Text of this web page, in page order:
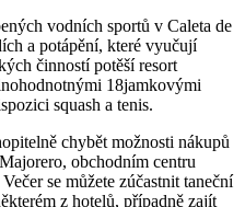
vodních sportů v Caleta de
a potápění, které vyučují
činností potěší resort
18jamkovými
squash a tenis.
chybět možnosti nákupů
obchodním centru
se můžete zúčastnit taneční
z hotelů, případně zajít